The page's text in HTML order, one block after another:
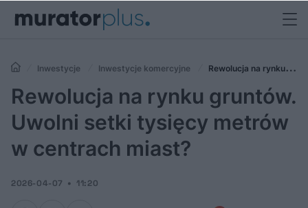
Inwestycje Inwestycje komercyjne
Rewolucja na rynku
gruntów. Uwolni setki tysięcy metrów w centrach miast?
Rewolucja na rynku gruntów.
Uwolni setki tysięcy metrów
w centrach miast?
2026-04-07 11:20